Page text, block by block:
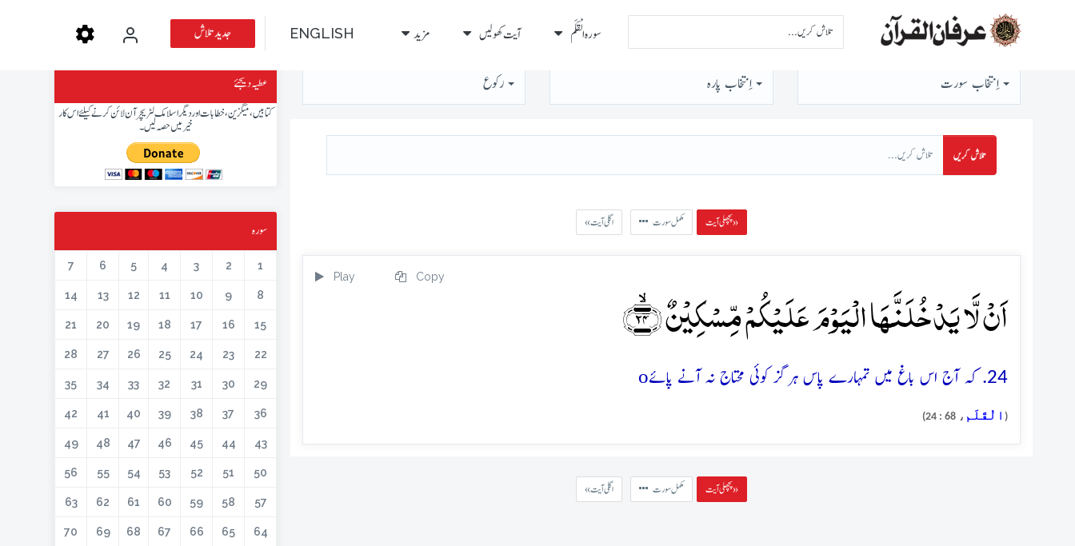
سورہ الْقَلَم آیت کھولیں مزید ENGLISH جدید تلاش
اِنتخاب سورت اِنتخاب پارہ رُكوع
تلاش کریں
پچھلی آیت » مکمل سورت « اگلی آیت
Play Copy
اَنۡ لَّا یَدۡخُلَنَّہَا الۡیَوۡمَ عَلَیۡکُمۡ مِّسۡکِیۡنٌ ﴿ۙ۲۴﴾
24. کہ آج اس باغ میں تمہارے پاس ہرگز کوئی محتاج نہ آنے پائے o
( الْقَلَم ، 68 : 24)
پچھلی آیت » مکمل سورت « اگلی آیت
عطیہ دیجئے
کتابیں، میگزین، خطابات اور دیگر اسلامک لٹریچر آن لائن کرنے کیلئے اس کار
خیر میں حصہ لیں۔
سورہ
1
2
3
4
5
6
7
8
9
10
11
12
13
14
15
16
17
18
19
20
21
22
23
24
25
26
27
28
29
30
31
32
33
34
35
36
37
38
39
40
41
42
43
44
45
46
47
48
49
50
51
52
53
54
55
56
57
58
59
60
61
62
63
64
65
66
67
68
69
70